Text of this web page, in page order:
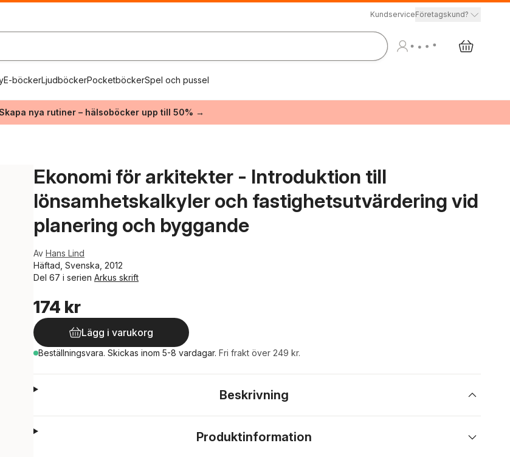
KundserviceFöretagskund?
E-böckerLjudböckerPocketböckerSpel och pussel
nya rutiner – hälsoböcker upp till 50% →
Ekonomi för arkitekter - Introduktion till
lönsamhetskalkyler och fastighetsutvärdering vid
planering och byggande
Av Hans Lind
Häftad, Svenska, 2012
Del 67 i serien Arkus skrift
174 kr
Lägg i varukorg
Beställningsvara. Skickas inom 5-8 vardagar. Fri frakt över 249 kr.
Beskrivning
Produktinformation